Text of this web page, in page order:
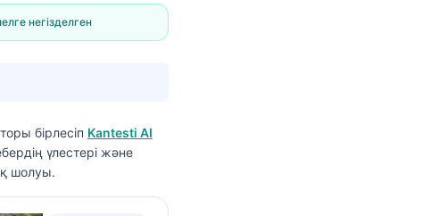
негізделген
бірлесіп Kantesti AI
үлестері және
шолуы.